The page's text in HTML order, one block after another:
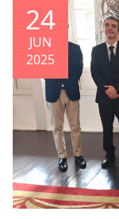
24
JUN
2025